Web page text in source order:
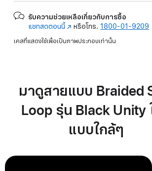
รับความช่วยเหลือเกี่ยวกับการซื้อ
แชทสดตอนนี้(เปิด
หน้าต่าง
หรือโทร. 1800-01-9209
เคสที่แสดงใช้เพื่อเป็นภาพประกอบเท่านั้น
มาดูสายแบบ Braided
Loop รุ่น Black Unity
แบบใกล้ๆ